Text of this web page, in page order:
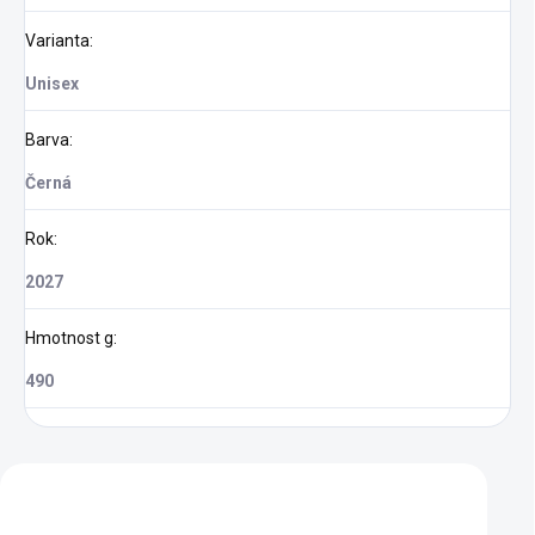
Varianta:
Unisex
Barva:
Černá
Rok:
2027
Hmotnost g:
490